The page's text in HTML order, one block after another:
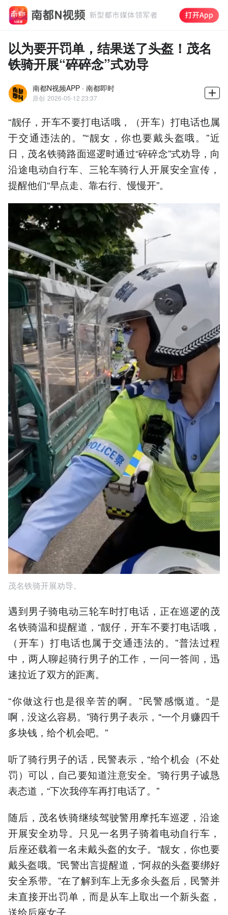
以为要开罚单，结果送了头盔！茂名
铁骑开展“碎碎念”式劝导
南都N视频APP · 南都即时
原创 2026-05-12 23:37
“靓仔，开车不要打电话哦，（开车）打电话也属
于交通违法的。”“靓女，你也要戴头盔哦。”近
日，茂名铁骑路面巡逻时通过“碎碎念”式劝导，向
沿途电动自行车、三轮车骑行人开展安全宣传，
提醒他们“早点走、靠右行、慢慢开”。
茂名铁骑开展劝导。
遇到男子骑电动三轮车时打电话，正在巡逻的茂
名铁骑温和提醒道，“靓仔，开车不要打电话哦，
（开车）打电话也属于交通违法的。”普法过程
中，两人聊起骑行男子的工作，一问一答间，迅
速拉近了双方的距离。
“你做这行也是很辛苦的啊。”民警感慨道。“是
啊，没这么容易。”骑行男子表示，“一个月赚四千
多块钱，给个机会吧。”
听了骑行男子的话，民警表示，“给个机会（不处
罚）可以，自己要知道注意安全。”骑行男子诚恳
表态道，“下次我停车再打电话了。”
随后，茂名铁骑继续驾驶警用摩托车巡逻，沿途
开展安全劝导。只见一名男子骑着电动自行车，
后座还载着一名未戴头盔的女子。“靓女，你也要
戴头盔哦。”民警出言提醒道，“阿叔的头盔要绑好
安全系带。”在了解到车上无多余头盔后，民警并
未直接开出罚单，而是从车上取出一个新头盔，
送给后座女子。